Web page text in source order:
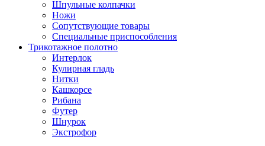
Шпульные колпачки
Ножи
Сопутствующие товары
Специальные приспособления
Трикотажное полотно
Интерлок
Кулирная гладь
Нитки
Кашкорсе
Рибана
Футер
Шнурок
Экстрофор